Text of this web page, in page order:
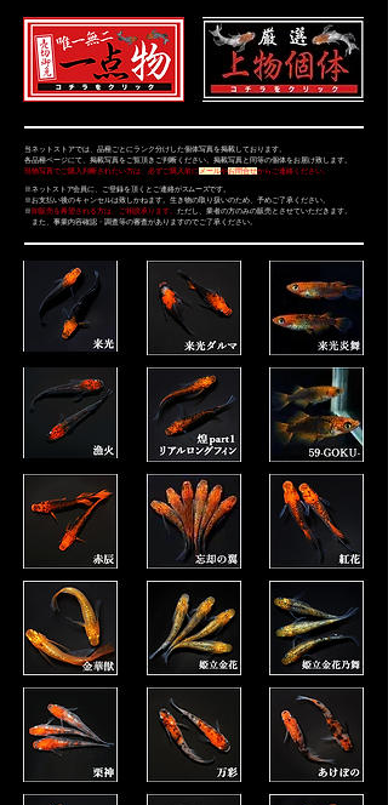
当ネットストアでは、品種ごとにランク分けした個体写真を掲載しております。
各品種ページにて、掲載写真をご覧頂きご判断ください。掲載写真と同等の個体をお届け致します。
現物写真でご購入判断されたい方は、必ずご購入前に メールやお問合せからご連絡ください。
※ ネットストア会員に ご登録を頂くとご連絡がスムーズです。
※お支払い後のキャンセルは致しかねます。生き物の取り扱いのため、予めご了承ください。
​※卸販売を希望される方は、ご相談承ります。 ただし、業者の方のみの販売とさせていただきます。
また、事業内容確認・調査等の審査がありますのでご了承ください。